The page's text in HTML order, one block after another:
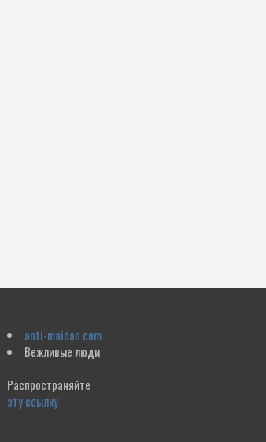
anti-maidan.com
Вежливые люди
Распространяйте
эту ссылку